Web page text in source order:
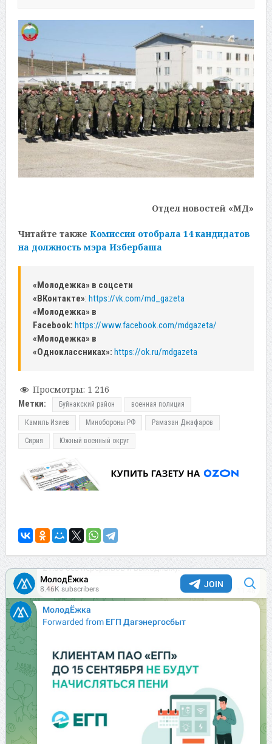
Отдел новостей «МД»
Читайте также Комиссия отобрала 14 кандидатов
на должность мэра Избербаша
«Молодежка» в соцсети
«ВКонтакте»: https://vk.com/md_gazeta
«Молодежка» в
Facebook: https://www.facebook.com/mdgazeta/
«Молодежка» в
«Одноклассниках»: https://ok.ru/mdgazeta
Просмотры: 1 216
Метки: Буйнакский район военная полиция
Камиль Изиев Минобороны РФ Рамазан Джафаров
Сирия Южный военный округ